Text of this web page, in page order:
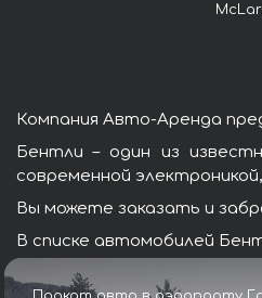
Компания Авто-Аренда
Бентли – один из
современной
Вы можете заказать и
В списке автомобилей